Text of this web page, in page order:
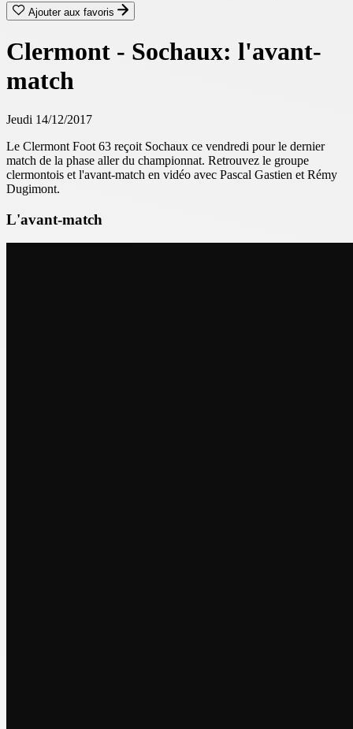
Ajouter aux favoris
Clermont - Sochaux: l'avant-
match
Jeudi 14/12/2017
Le Clermont Foot 63 reçoit Sochaux ce vendredi pour le dernier
match de la phase aller du championnat. Retrouvez le groupe
clermontois et l'avant-match en vidéo avec Pascal Gastien et Rémy
Dugimont.
L'avant-match